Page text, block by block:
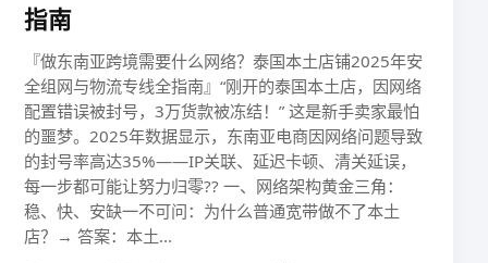
指南
『做东南亚跨境需要什么网络？泰国本土店铺2025年安
全组网与物流专线全指南』​​“刚开的泰国本土店，因网络
配置错误被封号，3万货款被冻结！”​​ 这是新手卖家最怕
的噩梦。2025年数据显示，​​东南亚电商因网络问题导致
的封号率高达35%​​——IP关联、延迟卡顿、清关延误，
每一步都可能让努力归零?? 一、网络架构黄金三角：
稳、快、安缺一不可​​问：为什么普通宽带做不了本土
店？​​→ 答案：​​本土...